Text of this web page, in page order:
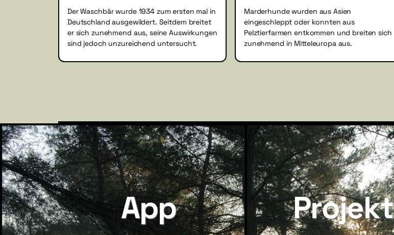
Der Waschbär wurde 1934 zum ersten mal in
Deutschland ausgewildert. Seitdem breitet
er sich zunehmend aus, seine Auswirkungen
sind jedoch unzureichend untersucht.
Marderhunde wurden aus Asien
eingeschleppt oder konnten aus
Pelztierfarmen entkommen und breiten sich
zunehmend in Mitteleuropa aus.
App Projekt